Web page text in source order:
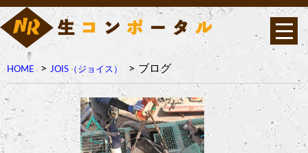
HOME JOIS（ジョイス） ブログ